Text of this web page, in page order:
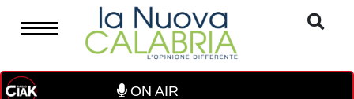
ON AIR